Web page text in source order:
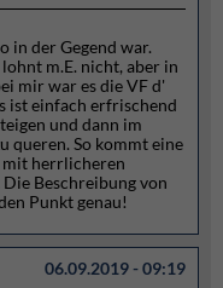
in der Gegend war.
m.E. nicht, aber in
mir war es die VF d'
ist einfach erfrischend
und dann im
queren. So kommt eine
mit herrlicheren
Beschreibung von
Punkt genau!
06.09.2019 - 09:19